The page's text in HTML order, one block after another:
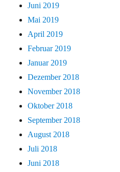
Juni 2019
Mai 2019
April 2019
Februar 2019
Januar 2019
Dezember 2018
November 2018
Oktober 2018
September 2018
August 2018
Juli 2018
Juni 2018